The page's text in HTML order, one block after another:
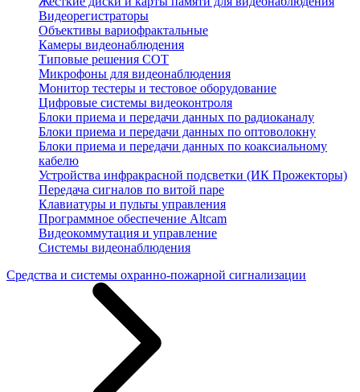
Видеорегистраторы
Объективы вариофрактальные
Камеры видеонаблюдения
Типовые решения СОТ
Микрофоны для видеонаблюдения
Монитор тестеры и тестовое оборудование
Цифровые системы видеоконтроля
Блоки приема и передачи данных по радиоканалу
Блоки приема и передачи данных по оптоволокну
Блоки приема и передачи данных по коаксиальному
кабелю
Устройства инфракрасной подсветки (ИК Прожекторы)
Передача сигналов по витой паре
Клавиатуры и пульты управления
Программное обеспечение Altcam
Видеокоммутация и управление
Системы видеонаблюдения
Средства и системы охранно-пожарной сигнализации